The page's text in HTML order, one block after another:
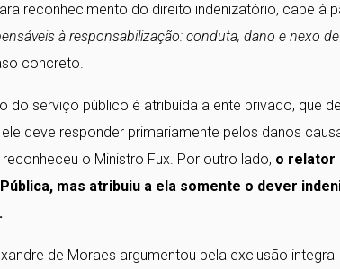
reconhecimento do direito indenizatório, cabe à
à responsabilização: conduta, dano e nexo
concreto.
do serviço público é atribuída a ente privado, que
ele deve responder primariamente pelos danos
o Ministro Fux. Por outro lado, o relator
mas atribuiu a ela somente o dever
de Moraes argumentou pela exclusão